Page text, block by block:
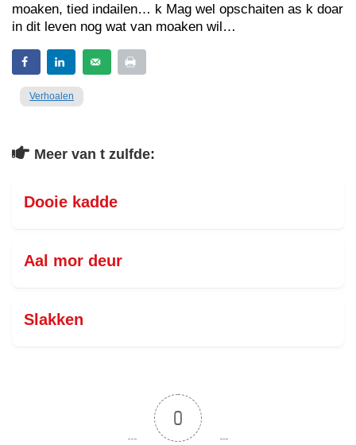
moaken, tied indailen… k Mag wel opschaiten as k doar
in dit leven nog wat van moaken wil…
Verhoalen
Meer van t zulfde:
Dooie kadde
Aal mor deur
Slakken
0